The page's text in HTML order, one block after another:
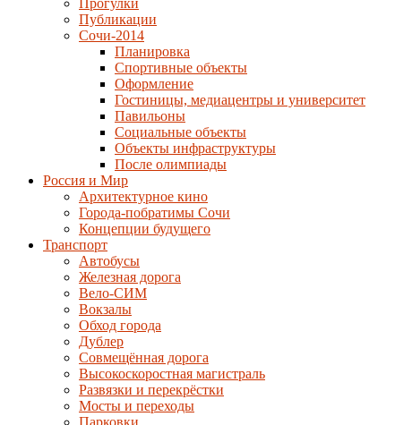
Прогулки
Публикации
Сочи-2014
Планировка
Спортивные объекты
Оформление
Гостиницы, медиацентры и университет
Павильоны
Социальные объекты
Объекты инфраструктуры
После олимпиады
Россия и Мир
Архитектурное кино
Города-побратимы Сочи
Концепции будущего
Транспорт
Автобусы
Железная дорога
Вело-СИМ
Вокзалы
Обход города
Дублер
Совмещённая дорога
Высокоскоростная магистраль
Развязки и перекрёстки
Мосты и переходы
Парковки